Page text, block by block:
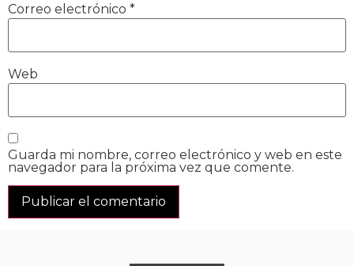
Correo electrónico *
Web
Guarda mi nombre, correo electrónico y web en este
navegador para la próxima vez que comente.